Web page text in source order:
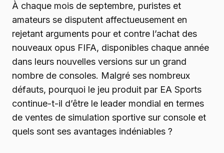
À chaque mois de septembre, puristes et
amateurs se disputent affectueusement en
rejetant arguments pour et contre l’achat des
nouveaux opus FIFA, disponibles chaque année
dans leurs nouvelles versions sur un grand
nombre de consoles. Malgré ses nombreux
défauts, pourquoi le jeu produit par EA Sports
continue-t-il d’être le leader mondial en termes
de ventes de simulation sportive sur console et
quels sont ses avantages indéniables ?